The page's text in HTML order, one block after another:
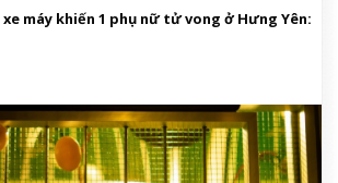
máy khiến 1 phụ nữ tử vong ở Hưng Yên: